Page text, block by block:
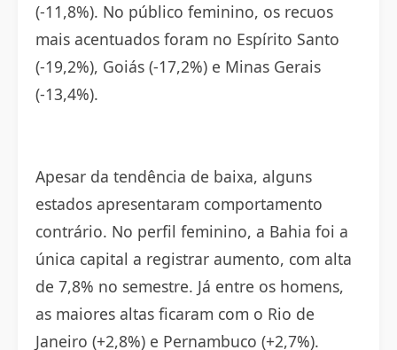
(-11,8%). No público feminino, os recuos
mais acentuados foram no Espírito Santo
(-19,2%), Goiás (-17,2%) e Minas Gerais
(-13,4%).
Apesar da tendência de baixa, alguns
estados apresentaram comportamento
contrário. No perfil feminino, a Bahia foi a
única capital a registrar aumento, com alta
de 7,8% no semestre. Já entre os homens,
as maiores altas ficaram com o Rio de
Janeiro (+2,8%) e Pernambuco (+2,7%).